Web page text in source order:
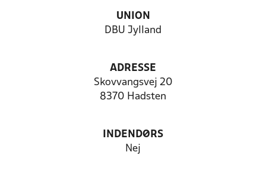
UNION
DBU Jylland
ADRESSE
Skovvangsvej 20
8370 Hadsten
INDENDØRS
Nej